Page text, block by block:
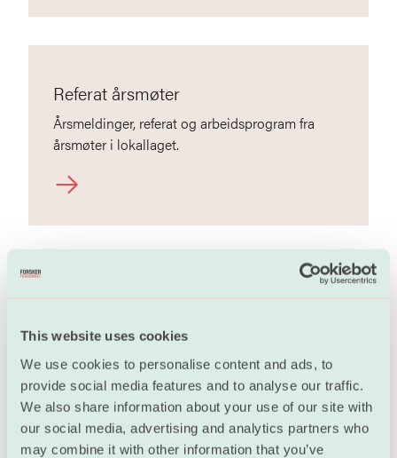
This website uses cookies
We use cookies to personalise content and ads, to
provide social media features and to analyse our traffic.
We also share information about your use of our site with
our social media, advertising and analytics partners who
may combine it with other information that you’ve
Referat årsmøter
Årsmeldinger, referat og arbeidsprogram fra
årsmøter i lokallaget.
Vedtekter for FF / UiS